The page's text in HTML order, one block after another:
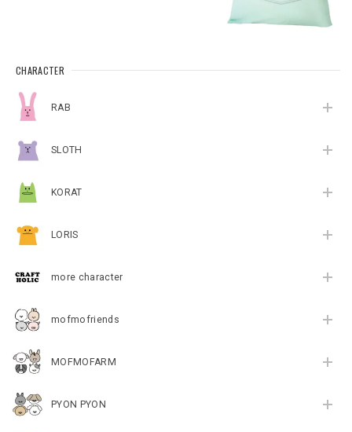
CHARACTER
RAB
SLOTH
KORAT
LORIS
more character
mofmofriends
MOFMOFARM
PYON PYON